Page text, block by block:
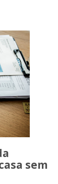
sem